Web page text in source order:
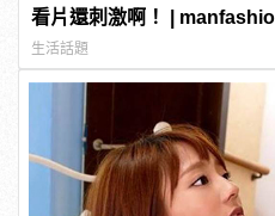
看片還刺激啊！ |
生活話題